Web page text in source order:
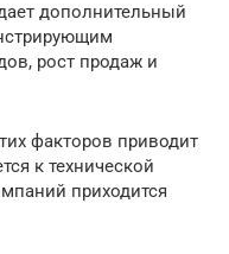
дополнительный
рост продаж и
факторов приводит
к технической
приходится